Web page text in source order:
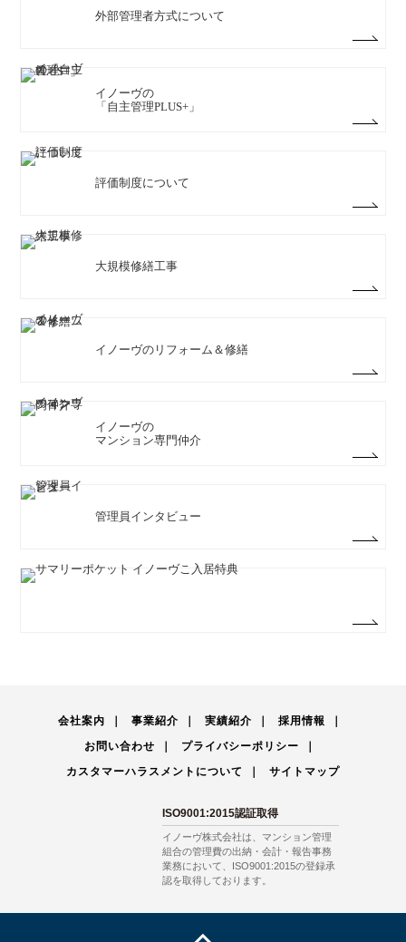
外部管理者方式について
イノーヴの
「自主管理PLUS+」
評価制度について
大規模修繕工事
イノーヴのリフォーム＆修繕
イノーヴの
マンション専門仲介
管理員インタビュー
会社案内 事業紹介 実績紹介
採用情報
お問い合わせ
プライバシーポリシー
カスタマーハラスメントについて
サイトマップ
ISO9001:2015認証取得
イノーヴ株式会社は、マンション管理
組合の管理費の出納・会計・報告事務
業務において、ISO9001:2015の登録承
認を取得しております。